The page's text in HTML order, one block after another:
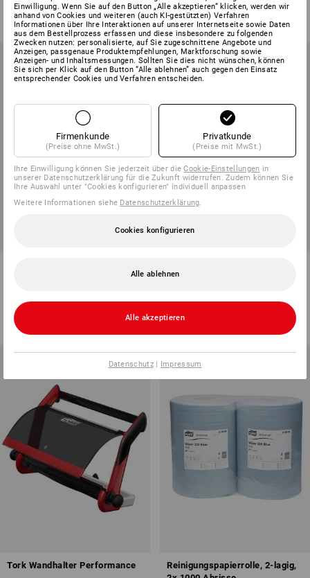
ab 7,08 €
(m. MwSt.) ab 6 Pack
ab 12,36 €
(m. MwSt.) ab 20 Pack
ab
(m. MwSt.) ab 3 Pack
1000 Abrisse
(m. MwSt.) ab 6 Rollen
Tork Wandhalter Performance
Reinigungspapierrolle, 2-lagig,
Einwilligung. Wenn Sie auf den Button „Alle akzeptieren“ klicken, werden wir
anhand von Cookies und weiteren (auch KI-gestützten) Verfahren
Informationen über Ihre Interaktionen auf unserer Internetseite sowie Daten
aus dem Bestellprozess erfassen und diese insbesondere zu folgenden
Zwecken nutzen: personalisierte, auf Sie zugeschnittene Angebote und
Anzeigen, passgenaue Produktempfehlungen, Marktforschung sowie
Anzeigen- und Inhaltsmessungen. Sollten Sie dies nicht wünschen, können
Sie sich per Klick auf den Button “Alle ablehnen” auch gegen den Einsatz
entsprechender Cookies und Verfahren entscheiden.
Firmenkunde
(Preise ohne MwSt.)
Privatkunde
(Preise mit MwSt.)
Ihre Einwilligung können Sie jederzeit über dieCookie-Einstellungen in
unserer Datenschutzerklärung für die Zukunft widerrufen. Zudem können Sie
Ihre Auswahl unter "Cookies konfigurieren" individuell anpassen
Weitere Informationen siehe Datenschutzerklärung
Cookies konfigurieren
Alle ablehnen
Alle akzeptieren
Datenschutz| Impressum